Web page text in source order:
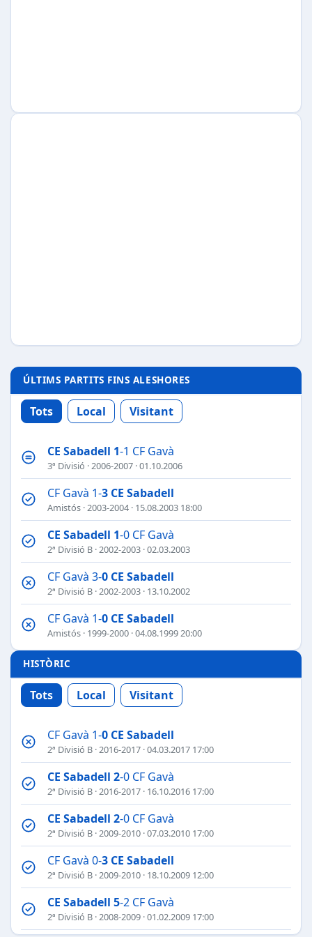
ÚLTIMS PARTITS FINS ALESHORES
Tots Local Visitant
CE Sabadell 1-1 CF Gavà
3ª Divisió ·2006-2007 · 01.10.2006
CF Gavà 1-3 CE Sabadell
Amistós ·2003-2004 · 15.08.2003 18:00
CE Sabadell 1-0 CF Gavà
2ª Divisió B ·2002-2003 · 02.03.2003
CF Gavà 3-0 CE Sabadell
2ª Divisió B ·2002-2003 · 13.10.2002
CF Gavà 1-0 CE Sabadell
Amistós · 1999-2000 · 04.08.1999 20:00
HISTÒRIC
Tots Local Visitant
CF Gavà 1-0 CE Sabadell
2ª Divisió B ·2016-2017 · 04.03.2017 17:00
CE Sabadell 2-0 CF Gavà
2ª Divisió B ·2016-2017 · 16.10.2016 17:00
CE Sabadell 2-0 CF Gavà
2ª Divisió B ·2009-2010 · 07.03.2010 17:00
CF Gavà 0-3 CE Sabadell
2ª Divisió B ·2009-2010 · 18.10.2009 12:00
CE Sabadell 5-2 CF Gavà
2ª Divisió B ·2008-2009 · 01.02.2009 17:00